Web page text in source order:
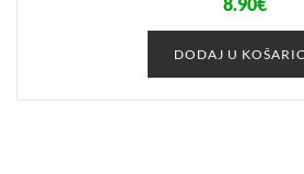
DODAJ U